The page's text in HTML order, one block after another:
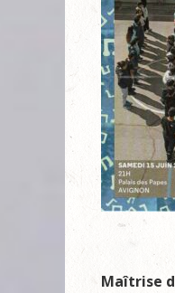
Maîtrise